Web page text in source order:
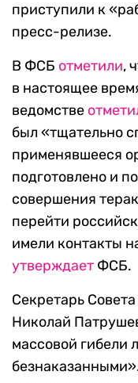
приступили к
пресс-релизе.
В ФСБ отметили,
в настоящее
ведомстве
был «тщательно
применявшееся
подготовлено и
совершения
перейти
имели контакты
утверждает ФСБ.
Секретарь
Николай
массовой гибели